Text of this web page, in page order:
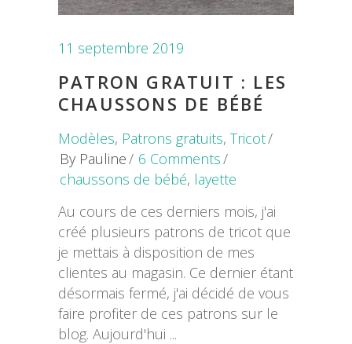
11 septembre 2019
PATRON GRATUIT : LES
CHAUSSONS DE BÉBÉ
Modèles, Patrons gratuits, Tricot
By Pauline
6 Comments
chaussons de bébé, layette
Au cours de ces derniers mois, j'ai
créé plusieurs patrons de tricot que
je mettais à disposition de mes
clientes au magasin. Ce dernier étant
désormais fermé, j'ai décidé de vous
faire profiter de ces patrons sur le
blog. Aujourd'hui